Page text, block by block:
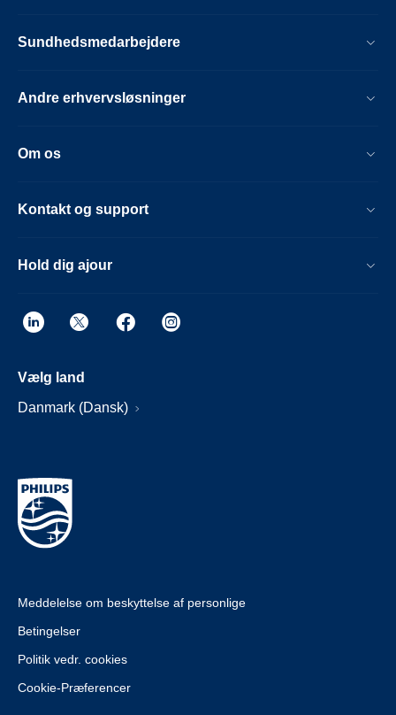
Sundhedsmedarbejdere
Andre erhvervsløsninger
Om os
Kontakt og support
Hold dig ajour
Vælg land
Danmark (Dansk)
Meddelelse om beskyttelse af personlige
Betingelser
Politik vedr. cookies
Cookie-Præferencer